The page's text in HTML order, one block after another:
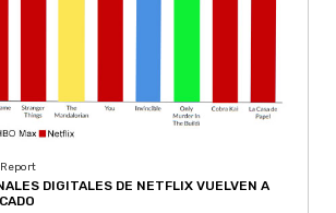
Report
DIGITALES DE NETFLIX VUELVEN A